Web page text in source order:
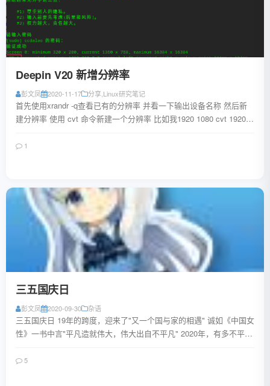
Deepin V20 新增分辨率
彭文凤 2020-11-17 分享 Linux研究笔记
首先使用xrandr -q查看已有的分辨率 并看一下输出设备名称 然后新
建分辨率 使用 cvt 命令新建一个分辨率 比如我1920 1080 cvt 1920
1
三五国庆日
彭文凤 2020-09-30 杂语
三五国庆日 19年的跨度，迎来了"又一个国与家的相遇" 诚如《中国女
性》一书中言"平凡造就伟大，伟大出自不平凡" 2020年，有多不平
5